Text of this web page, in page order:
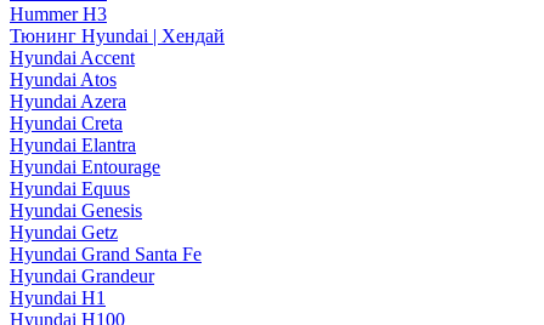
Hummer H3
Тюнинг Hyundai | Хендай
Hyundai Accent
Hyundai Atos
Hyundai Azera
Hyundai Creta
Hyundai Elantra
Hyundai Entourage
Hyundai Equus
Hyundai Genesis
Hyundai Getz
Hyundai Grand Santa Fe
Hyundai Grandeur
Hyundai H1
Hyundai H100